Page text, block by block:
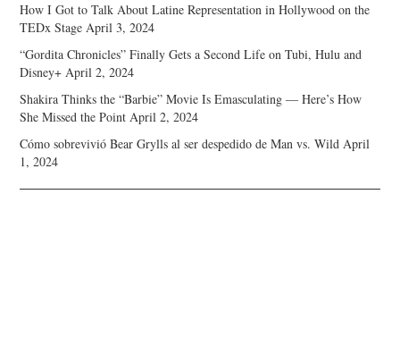
How I Got to Talk About Latine Representation in Hollywood on the
TEDx Stage April 3, 2024
“Gordita Chronicles” Finally Gets a Second Life on Tubi, Hulu and
Disney+ April 2, 2024
Shakira Thinks the “Barbie” Movie Is Emasculating — Here’s How
She Missed the Point April 2, 2024
Cómo sobrevivió Bear Grylls al ser despedido de Man vs. Wild April
1, 2024